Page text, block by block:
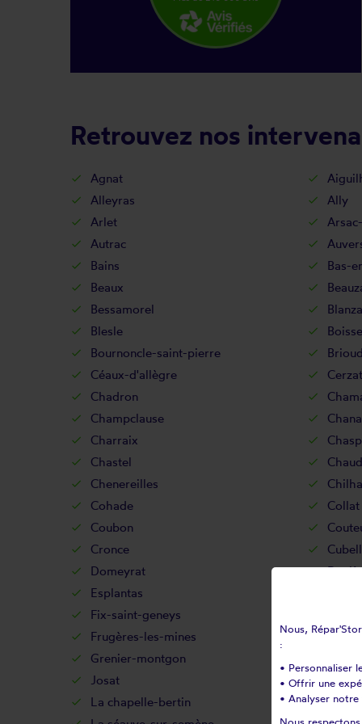
Retrouvez nos
Agnat
Alleyras
Ally
Arlet
Autrac
Bains
Bas-
Beaux
Bessamorel
Blesle
Bournoncle-saint-pierre
Céaux-d'allègre
Cerzat
Chadron
Champclause
Charraix
Chastel
Chenereilles
Cohade
Collat
Coubon
Cronce
Domeyrat
Esplantas
Fay-
Fix-saint-geneys
Frugères-les-mines
Grenier-montgon
Josat
La chapelle-bertin
La
Nous,
:
• Personnaliser
• Offrir une
• Analyser notre